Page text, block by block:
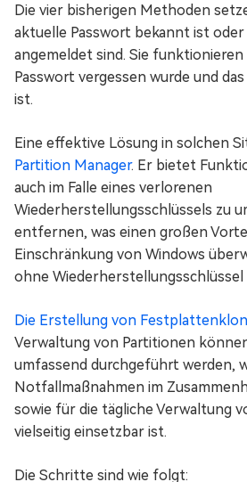
Die vier bisherigen Methoden
aktuelle Passwort bekannt ist oder
angemeldet sind. Sie
Passwort vergessen wurde und
ist.
Eine effektive Lösung in solchen
Partition Manager. Er bietet
auch im Falle eines verlorenen
Wiederherstellungsschlüssels zu
entfernen, was einen großen
Einschränkung von Windows
ohne
Die Erstellung von
Verwaltung von Partitionen
umfassend durchgeführt werden,
Notfallmaßnahmen im
sowie für die tägliche Verwaltung
vielseitig einsetzbar ist.
Die Schritte sind wie folgt: